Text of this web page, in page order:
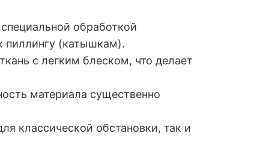
обработкой
пиллингу (катышкам).
с легким блеском, что делает
материала существенно
классической обстановки, так и